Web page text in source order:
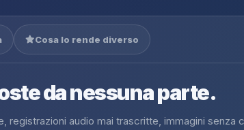
Cosa lo rende diverso
da nessuna parte.
registrazioni audio mai trascritte, immagini senza